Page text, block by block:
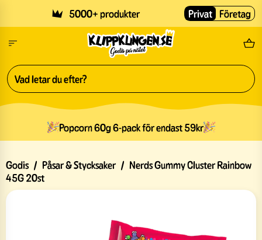
5000+ produkter Fri
Privat Företag
Popcorn 60g 6-pack för endast 59kr
Godis / Påsar & Stycksaker / Nerds Gummy Cluster Rainbow
45G 20st